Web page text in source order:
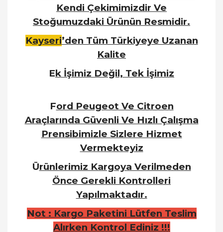
Kendi Çekimimizdir Ve
Stoğumuzdaki Ürünün Resmidir.
Kayseri’den Tüm Türkiyeye Uzanan
Kalite
Ek İşimiz Değil, Tek İşimiz
Ford Peugeot Ve Citroen
Araçlarında Güvenli Ve Hızlı Çalışma
Prensibimizle Sizlere Hizmet
Vermekteyiz
Ürünlerimiz Kargoya Verilmeden
Önce Gerekli Kontrolleri
Yapılmaktadır.
Not : Kargo Paketini Lütfen Teslim
Alırken Kontrol Ediniz !!!